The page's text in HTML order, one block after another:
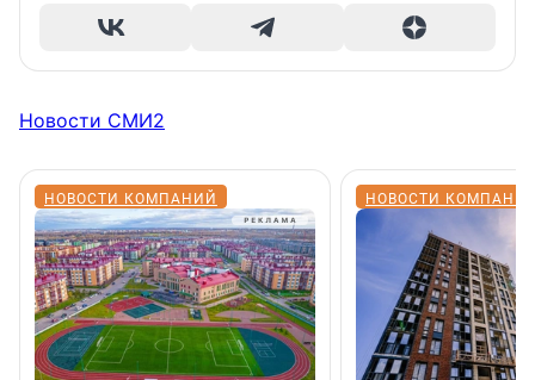
Новости СМИ2
НОВОСТИ КОМПАНИЙ НОВОСТИ